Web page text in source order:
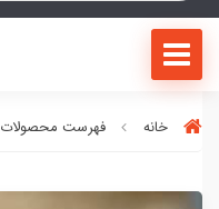
خانه فهرست محصولات